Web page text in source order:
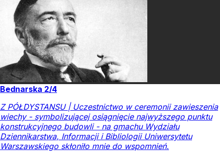
Bednarska 2/4
Z PÓŁDYSTANSU | Uczestnictwo w ceremonii zawieszenia
wiechy - symbolizującej osiągnięcie najwyższego punktu
konstrukcyjnego budowli - na gmachu Wydziału
Dziennikarstwa, Informacji i Bibliologii Uniwersytetu
Warszawskiego skłoniło mnie do wspomnień.